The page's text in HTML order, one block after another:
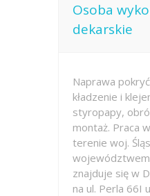
Osoba
dekarskie
Naprawa
kładzenie i
styropapy,
montaż. Praca
terenie woj.
znajduje się w
na ul. Perla 66I